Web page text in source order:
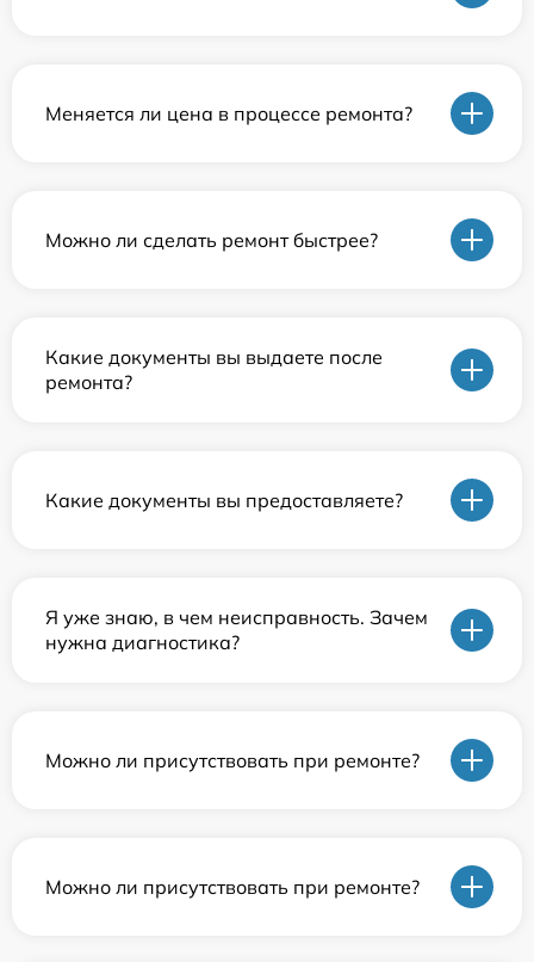
Меняется ли цена в процессе ремонта?
Можно ли сделать ремонт быстрее?
Какие документы вы выдаете после
ремонта?
Какие документы вы предоставляете?
Я уже знаю, в чем неисправность. Зачем
нужна диагностика?
Можно ли присутствовать при ремонте?
Можно ли присутствовать при ремонте?